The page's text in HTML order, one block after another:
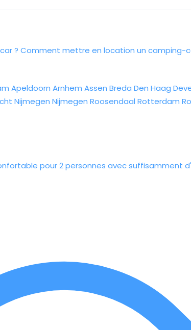
? Comment mettre en location un camping-
Apeldoorn Arnhem Assen Breda Den Haag
Nijmegen Nijmegen Roosendaal Rotterdam
pour 2 personnes avec suffisamment